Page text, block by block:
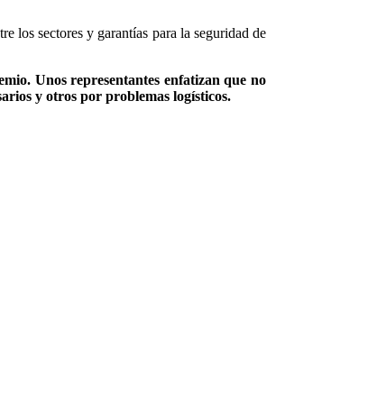
los sectores y garantías para la seguridad de
Unos representantes enfatizan que no
y otros por problemas logísticos.